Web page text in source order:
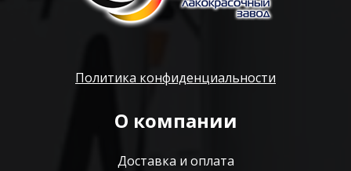
Политика конфиденциальности
О компании
Доставка и оплата